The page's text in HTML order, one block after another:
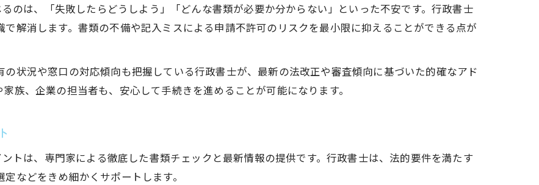
のは、「失敗したらどうしよう」「どんな書類が必要か分からない」といった不安です。行政書士
解消します。書類の不備や記入ミスによる申請不許可のリスクを最小限に抑えることができる点が
状況や窓口の対応傾向も把握している行政書士が、最新の法改正や審査傾向に基づいた的確なアド
族、企業の担当者も、安心して手続きを進めることが可能になります。
トは、専門家による徹底した書類チェックと最新情報の提供です。行政書士は、法的要件を満たす
などをきめ細かくサポートします。